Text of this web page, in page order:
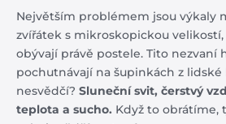
Největším problémem jsou výkaly
zvířátek s mikroskopickou
obývají právě postele. Tito nezvaní
pochutnávají na šupinkách z lidské
nesvědčí? Sluneční svit, čerstvý
teplota a sucho. Když to obrátíme,